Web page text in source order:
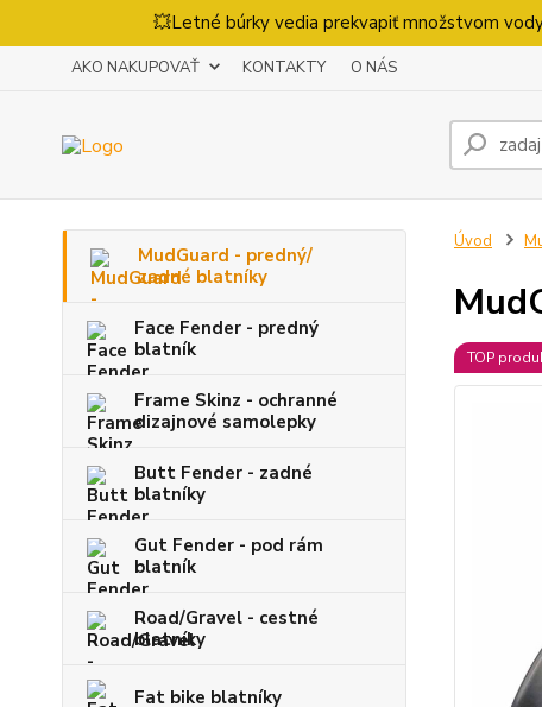
💥Letné búrky vedia prekvapiť množstvom
AKO NAKUPOVAŤ KONTAKTY O NÁS
MudGuard - predný/
zadné blatníky
Face Fender - predný
blatník
Frame Skinz - ochranné
dizajnové samolepky
Butt Fender - zadné
blatníky
Gut Fender - pod rám
blatník
Road/Gravel - cestné
blatníky
Fat bike blatníky
Úvod
TOP